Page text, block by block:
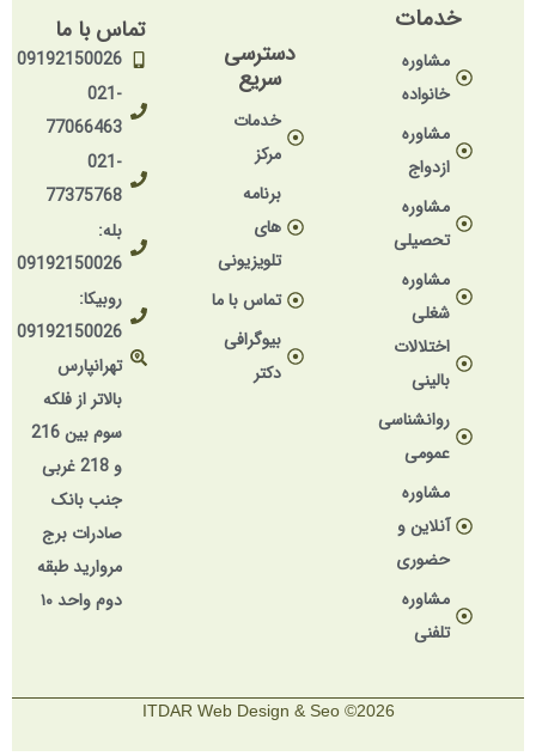
خدمات
مشاوره
خانواده
مشاوره
ازدواج
مشاوره
تحصیلی
مشاوره
شغلی
اختلالات
بالینی
روانشناسی
عمومی
مشاوره
آنلاین و
حضوری
مشاوره
تلفنی
دسترسی
سریع
خدمات
مرکز
های
تلویزیونی
تماس با ما
بیوگرافی
دکتر
تماس با ما
09192150026
77066463
77375768
09192150026
روبیکا:
09192150026
تهرانپارس
بالاتر از فلکه
سوم بین 216
و 218 غربی
جنب بانک
صادرات برج
مروارید طبقه
دوم واحد ۱۰